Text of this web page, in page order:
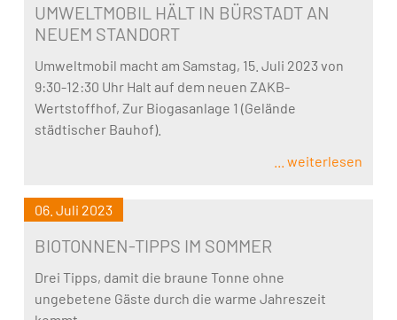
UMWELTMOBIL HÄLT IN BÜRSTADT AN
NEUEM STANDORT
Umweltmobil macht am Samstag, 15. Juli 2023 von
9:30-12:30 Uhr Halt auf dem neuen ZAKB-
Wertstoffhof, Zur Biogasanlage 1 (Gelände
städtischer Bauhof).
... weiterlesen
06. Juli 2023
BIOTONNEN-TIPPS IM SOMMER
Drei Tipps, damit die braune Tonne ohne
ungebetene Gäste durch die warme Jahreszeit